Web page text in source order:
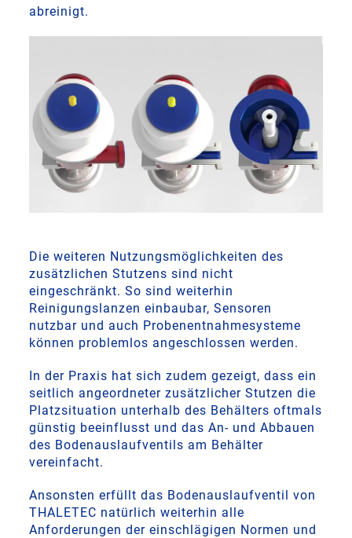
abreinigt.
Die weiteren Nutzungsmöglichkeiten des
zusätzlichen Stutzens sind nicht
eingeschränkt. So sind weiterhin
Reinigungslanzen einbaubar, Sensoren
nutzbar und auch Probenentnahmesysteme
können problemlos angeschlossen werden.
In der Praxis hat sich zudem gezeigt, dass ein
seitlich angeordneter zusätzlicher Stutzen die
Platzsituation unterhalb des Behälters oftmals
günstig beeinflusst und das An- und Abbauen
des Bodenauslaufventils am Behälter
vereinfacht.
Ansonsten erfüllt das Bodenauslaufventil von
THALETEC natürlich weiterhin alle
Anforderungen der einschlägigen Normen und